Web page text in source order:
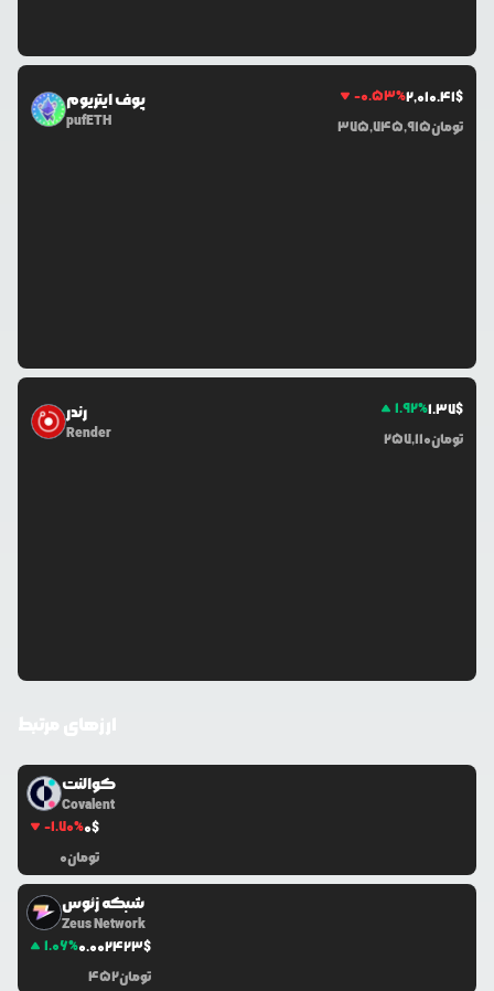
پوف ایتریوم
pufETH
-0.53%2,010.41$
375,745,915تومان
رندر
Render
1.92%1.37$
257,110تومان
کوالنت
Covalent
-1.70%0$
0تومان
شبکه زئوس
Zeus Network
1.06%0.002423$
452تومان